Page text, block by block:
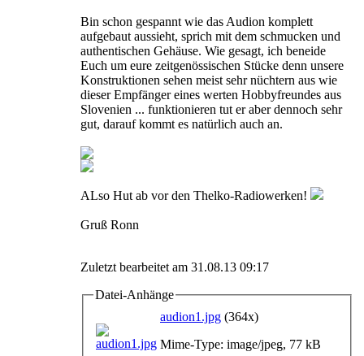
Bin schon gespannt wie das Audion komplett
aufgebaut aussieht, sprich mit dem schmucken und
authentischen Gehäuse. Wie gesagt, ich beneide
Euch um eure zeitgenössischen Stücke denn unsere
Konstruktionen sehen meist sehr nüchtern aus wie
dieser Empfänger eines werten Hobbyfreundes aus
Slovenien ... funktionieren tut er aber dennoch sehr
gut, darauf kommt es natürlich auch an.
ALso Hut ab vor den Thelko-Radiowerken!
Gruß Ronn
Zuletzt bearbeitet am 31.08.13 09:17
Datei-Anhänge
audion1.jpg (364x)
Mime-Type: image/jpeg, 77 kB